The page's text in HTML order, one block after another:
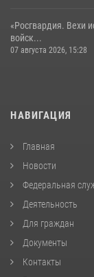
«Росгвардия. Вехи
войск...
07 августа 2026, 15:28
НАВИГАЦИЯ
Главная
Новости
Федеральная
Деятельность
Для граждан
Документы
Контакты